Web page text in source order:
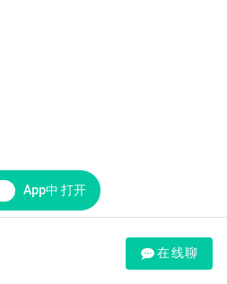
App中 打开
在线聊